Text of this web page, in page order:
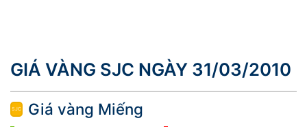
GIÁ VÀNG SJC NGÀY 31/03/2010
Giá vàng Miếng